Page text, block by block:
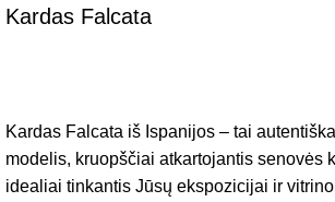
Kardas Falcata
Kardas Falcata iš Ispanijos – tai
modelis, kruopščiai atkartojantis senovės
idealiai tinkantis Jūsų ekspozicijai ir